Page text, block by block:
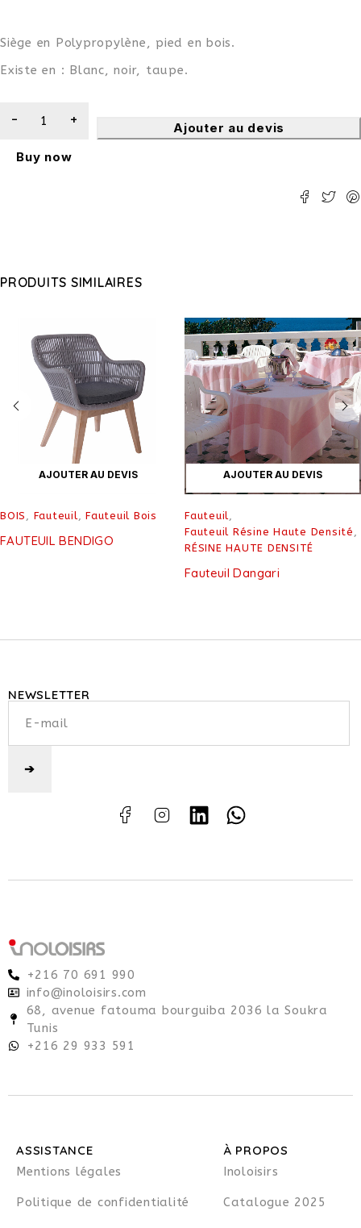
Siège en Polypropylène, pied en bois.
Existe en : Blanc, noir, taupe.
Ajouter au devis
Buy now
PRODUITS SIMILAIRES
AJOUTER AU DEVIS
BOIS Fauteuil Fauteuil Bois
FAUTEUIL BENDIGO
AJOUTER AU DEVIS
Fauteuil
Fauteuil Résine Haute Densité
RÉSINE HAUTE DENSITÉ
Fauteuil Dangari
+216 70 691 990
info@inoloisirs.com
68, avenue fatouma bourguiba 2036 la Soukra
Tunis
+216 29 933 591
À PROPOS
Inoloisirs
Catalogue 2025
ASSISTANCE
Mentions légales
Politique de confidentialité
NEWSLETTER